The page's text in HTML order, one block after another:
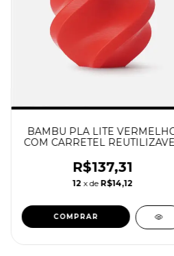
BAMBU PLA LITE
COM CARRETEL
R$137,31
12 x de R$14,12